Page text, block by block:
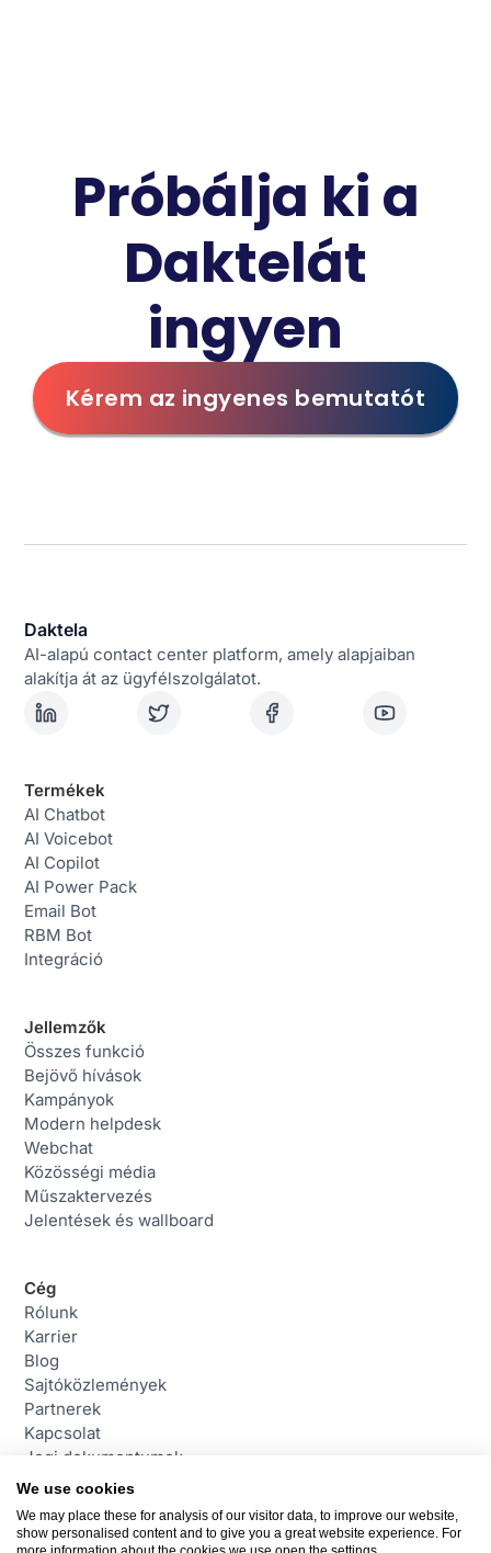
Próbálja ki a
Daktelát
ingyen
Kérem az ingyenes bemutatót
Daktela
AI-alapú contact center platform, amely alapjaiban
alakítja át az ügyfélszolgálatot.
Termékek
AI Chatbot
AI Voicebot
AI Copilot
AI Power Pack
Email Bot
RBM Bot
Integráció
Jellemzők
Összes funkció
Bejövő hívások
Kampányok
Modern helpdesk
Webchat
Közösségi média
Műszaktervezés
Jelentések és wallboard
Cég
Rólunk
Karrier
Blog
Sajtóközlemények
Partnerek
Kapcsolat
Jogi dokumentumok
Contact
We use cookies
We may place these for analysis of our visitor data, to improve our website,
show personalised content and to give you a great website experience. For